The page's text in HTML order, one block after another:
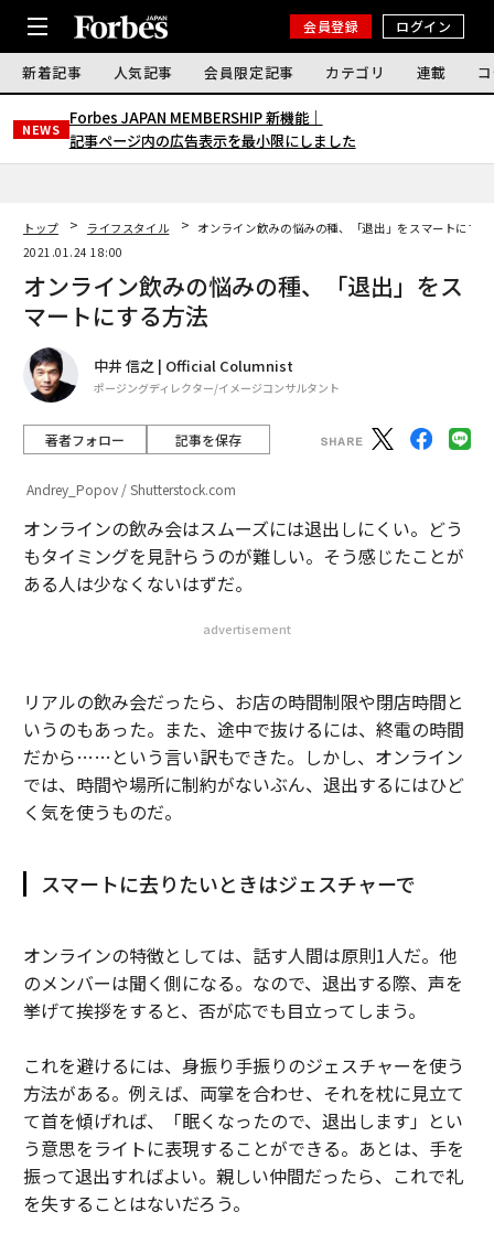
会員登録 ログイン
新着記事 人気記事 会員限定記事 カテゴリ 連載
NEWS
Forbes JAPAN MEMBERSHIP 新機能｜
記事ページ内の広告表示を最小限にしました
トップ ライフスタイル
オンライン飲みの悩みの種、「退出」をスマートにする
2021.01.24 18:00
オンライン飲みの悩みの種、「退出」をス
マートにする方法
中井 信之 | Official Columnist
ポージングディレクター/イメージコンサルタント
著者フォロー 記事を保存
Andrey_Popov / Shutterstock.com
オンラインの飲み会はスムーズには退出しにくい。どう
もタイミングを見計らうのが難しい。そう感じたことが
ある人は少なくないはずだ。
advertisement
リアルの飲み会だったら、お店の時間制限や閉店時間と
いうのもあった。また、途中で抜けるには、終電の時間
だから……という言い訳もできた。しかし、オンライン
では、時間や場所に制約がないぶん、退出するにはひど
く気を使うものだ。
スマートに去りたいときはジェスチャーで
オンラインの特徴としては、話す人間は原則1人だ。他
のメンバーは聞く側になる。なので、退出する際、声を
挙げて挨拶をすると、否が応でも目立ってしまう。
これを避けるには、身振り手振りのジェスチャーを使う
方法がある。例えば、両掌を合わせ、それを枕に見立て
て首を傾げれば、「眠くなったので、退出します」とい
う意思をライトに表現することができる。あとは、手を
振って退出すればよい。親しい仲間だったら、これで礼
を失することはないだろう。